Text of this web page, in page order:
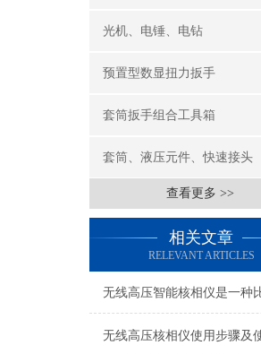
光机、电锤、电钻
预置型数显扭力扳手
套筒扳手组合工具箱
套筒、液压元件、快速接头
查看更多 >>
相关文章
RELEVANT ARTICLES